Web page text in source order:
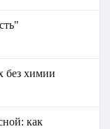
без химии
как